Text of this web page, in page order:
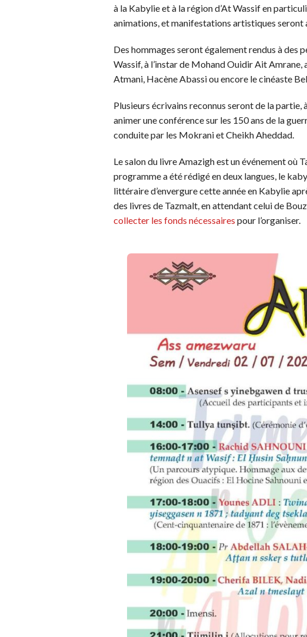
à la Kabylie et à la région d’At Wassif en
animations, et manifestations artistiques seront
Des hommages seront également rendus à des
Wassif, à l’instar de Mohand Ouidir Ait Amrane,
Atmani, Hacène Abassi ou encore le cinéaste
Plusieurs écrivains reconnus seront de la partie,
animer une conférence sur les 150 ans de la
conduite par les Mokrani et Cheikh Aheddad.
Le salon du livre Amazigh est un événement où
programme a été rédigé en deux langues, le
littéraire d’envergure cette année en Kabylie
des livres de Tazmalt, en attendant celui de
collecter les fonds nécessaires pour l’organiser.